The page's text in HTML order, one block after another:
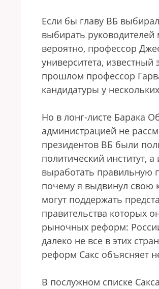
Если бы главу ВБ
выбирать
вероятно, профессор
университета,
прошлом профессор
кандидатуры у
Но в лонг-листе Барака
администрацией не
президентов ВБ были
политический институт,
выработать правильную
почему я выдвинул свою
могут поддержать
правительства которых
рыночных реформ:
далеко не все в этих
реформ Сакс объясняет
В послужном списке